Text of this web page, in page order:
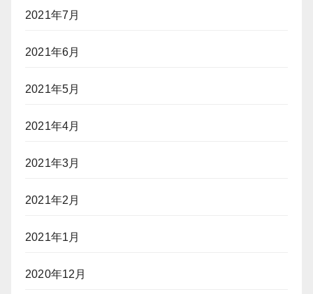
2021年7月
2021年6月
2021年5月
2021年4月
2021年3月
2021年2月
2021年1月
2020年12月